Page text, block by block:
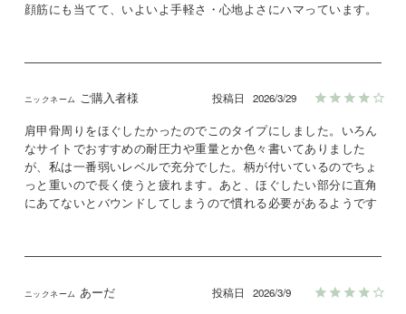
ご購入者様 投稿日 2026/3/29
肩甲骨周りをほぐしたかったのでこのタイプにしました。いろん
なサイトでおすすめの耐圧力や重量とか色々書いてありました
が、私は一番弱いレベルで充分でした。柄が付いているのでちょ
っと重いので長く使うと疲れます。あと、ほぐしたい部分に直角
にあてないとバウンドしてしまうので慣れる必要があるようです
あーだ 投稿日 2026/3/9